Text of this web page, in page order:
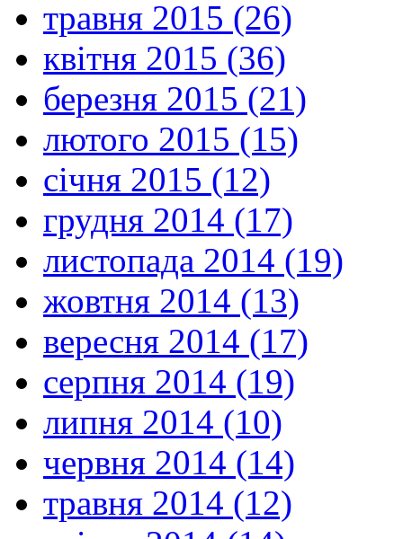
травня 2015 (26)
квітня 2015 (36)
березня 2015 (21)
лютого 2015 (15)
січня 2015 (12)
грудня 2014 (17)
листопада 2014 (19)
жовтня 2014 (13)
вересня 2014 (17)
серпня 2014 (19)
липня 2014 (10)
червня 2014 (14)
травня 2014 (12)